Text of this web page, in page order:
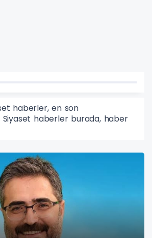
haberler, en son
Siyaset haberler burada, haber